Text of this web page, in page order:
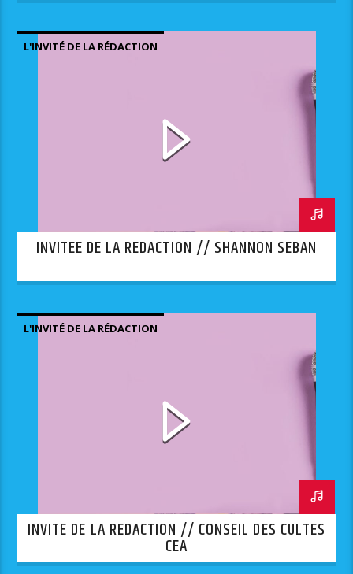
L'INVITÉ DE LA RÉDACTION
INVITEE DE LA REDACTION // SHANNON SEBAN
L'INVITÉ DE LA RÉDACTION
INVITE DE LA REDACTION // CONSEIL DES CULTES
CEA